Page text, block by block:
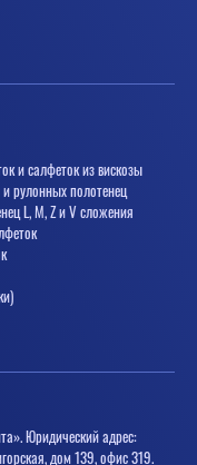
и салфеток из вискозы
рулонных полотенец
L, M, Z и V сложения
Юридический адрес:
дом 139, офис 319.